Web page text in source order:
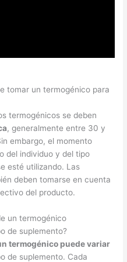
tomar un termogénico para
termogénicos se deben
, generalmente entre 30 y
embargo, el momento
del individuo y del tipo
esté utilizando. Las
deben tomarse en cuenta
del producto.
un termogénico
de suplemento?
termogénico puede variar
de suplemento. Cada